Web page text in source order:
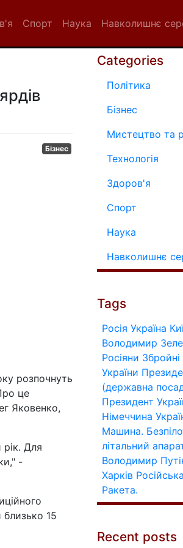
Спорт Наука Навколишнє
Бізнес
розпочнуть
це
Яковенко,
Для
-
15
Categories
Політика
Бізнес
Мистецтво та
Технологія
Здоров'я
Спорт
Наука
Навколишнє
Tags
Росія Україна
Володимир
Росіяни
України
(державна
Президент
Німеччина
Машина.
літальний
Володимир
Харків
Ракета.
Recent posts